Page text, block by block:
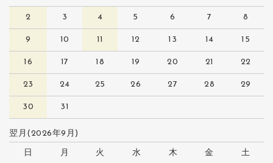
2 3 4 5 6 7 8
9 10 11 12 13 14 15
16 17 18 19 20 21 22
23 24 25 26 27 28 29
30 31
翌月(2026年9月)
日 月 火 水 木 金 土